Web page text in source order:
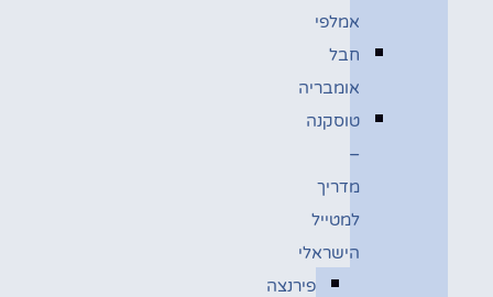
אמלפי
חבל
אומבריה
טוסקנה
–
מדריך
למטייל
הישראלי
פירנצה